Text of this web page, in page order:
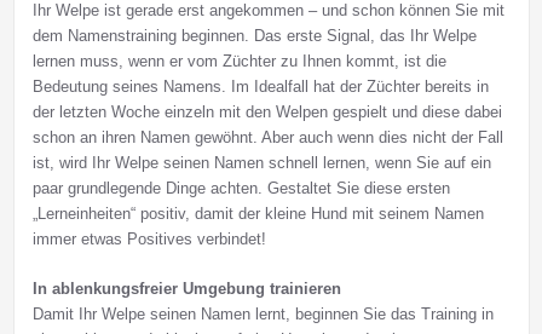
Ihr Welpe ist gerade erst angekommen – und schon können Sie mit
dem Namenstraining beginnen. Das erste Signal, das Ihr Welpe
lernen muss, wenn er vom Züchter zu Ihnen kommt, ist die
Bedeutung seines Namens. Im Idealfall hat der Züchter bereits in
der letzten Woche einzeln mit den Welpen gespielt und diese dabei
schon an ihren Namen gewöhnt. Aber auch wenn dies nicht der Fall
ist, wird Ihr Welpe seinen Namen schnell lernen, wenn Sie auf ein
paar grundlegende Dinge achten. Gestaltet Sie diese ersten
„Lerneinheiten“ positiv, damit der kleine Hund mit seinem Namen
immer etwas Positives verbindet!
In ablenkungsfreier Umgebung trainieren
Damit Ihr Welpe seinen Namen lernt, beginnen Sie das Training in